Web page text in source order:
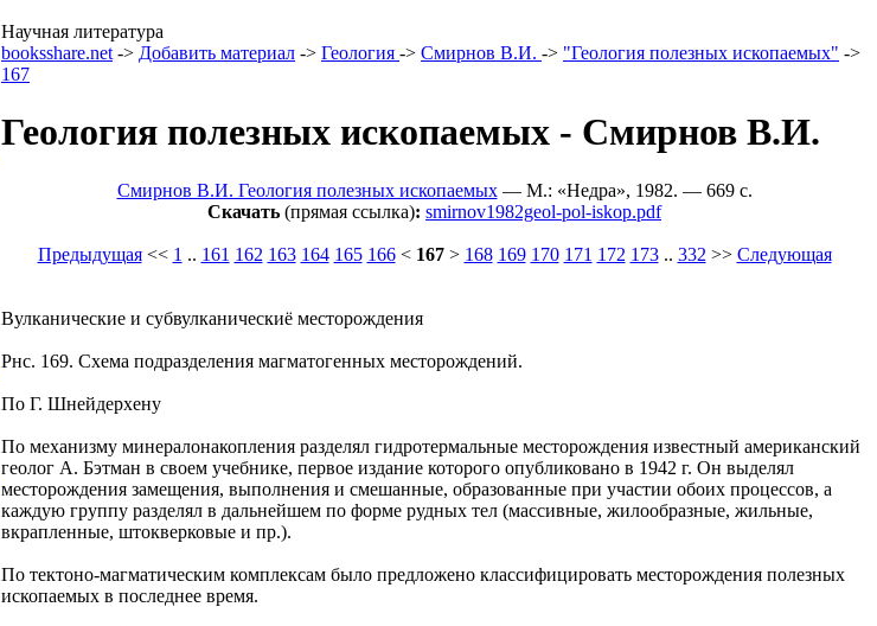
Научная литература
booksshare.net -> Добавить материал -> Геология -> Смирнов В.И. -> "Геология полезных ископаемых" ->
167
Геология полезных ископаемых - Смирнов В.И.
Смирнов В.И. Геология полезных ископаемых— M.: «Недра», 1982. — 669 c.
Скачать (прямая ссылка): smirnov1982geol-pol-iskop.pdf
Предыдущая<< 1 .. 161 162 163 164 165 166< 167> 168 169 170 171 172 173.. 332 >> Следующая
Вулканические и субвулканическиё месторождения
Рнс. 169. Схема подразделения магматогенных месторождений.
По Г. Шнейдерхену
По механизму минералонакопления разделял гидротермальные месторождения известный американский
геолог А. Бэтман в своем учебнике, первое издание которого опубликовано в 1942 г. Он выделял
месторождения замещения, выполнения и смешанные, образованные при участии обоих процессов, а
каждую группу разделял в дальнейшем по форме рудных тел (массивные, жилообразные, жильные,
вкрапленные, штокверковые и пр.).
По тектоно-магматическим комплексам было предложено классифицировать месторождения полезных
ископаемых в последнее время.